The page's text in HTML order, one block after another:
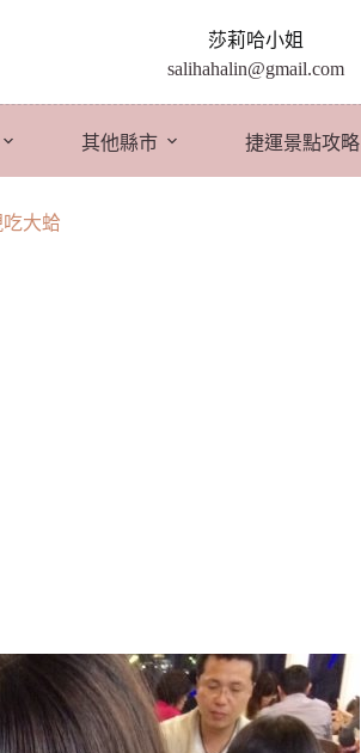
莎莉哈小姐
salihahalin@gmail.com
其他縣市 捷運景點攻略
大蛤